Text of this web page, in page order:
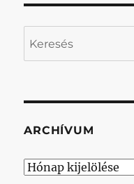
ARCHÍVUM
Archívum